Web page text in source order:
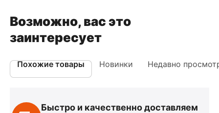
Возможно, вас это
заинтересует
Похожие товары Новинки Недавно
Быстро и качественно доставляем